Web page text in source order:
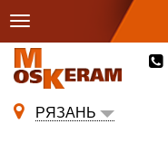
РЯЗАНЬ